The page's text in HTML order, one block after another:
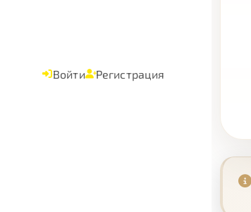
Войти Регистрация